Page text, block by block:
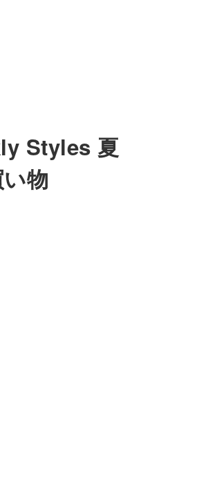
Styles 夏
物